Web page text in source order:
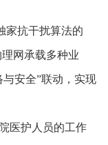
家抗干扰算法的
网承载多种业
安全”联动，实现
医护人员的工作